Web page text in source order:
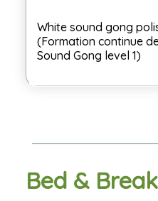
White sound gong
(Formation continue
Sound Gong level 1)
Bed &